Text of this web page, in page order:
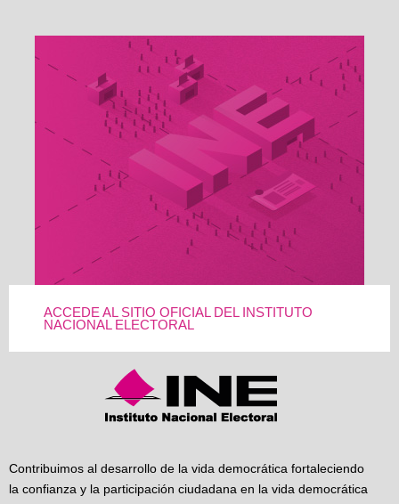
ACCEDE AL SITIO OFICIAL DEL INSTITUTO
NACIONAL ELECTORAL
Contribuimos al desarrollo de la vida democrática fortaleciendo
la confianza y la participación ciudadana en la vida democrática